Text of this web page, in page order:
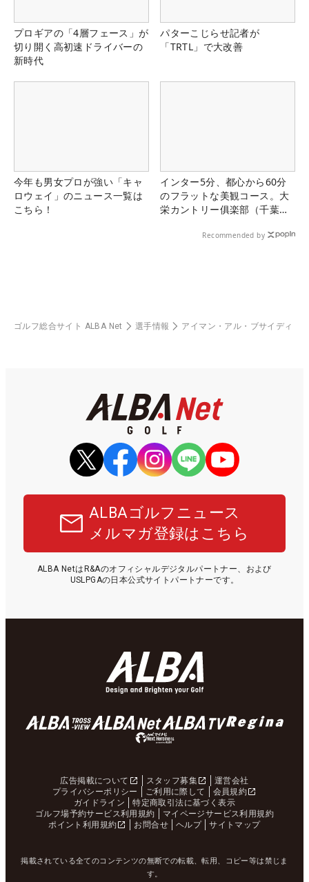
プロギアの「4層フェース」が
切り開く高初速ドライバーの
新時代
パターこじらせ記者が
「TRTL」で大改善
今年も男女プロが強い「キャ
ロウェイ」のニュース一覧は
こちら！
インター5分、都心から60分
のフラットな美観コース。大
栄カントリー俱楽部（千葉
Recommended by
ゴルフ総合サイト ALBA Net 選手情報 アイマン・アル・ブサイディ
ALBAゴルフニュース
メルマガ登録はこちら
ALBA NetはR&Aのオフィシャルデジタルパートナー、および
USLPGAの日本公式サイトパートナーです。
広告掲載について スタッフ募集
運営会社
プライバシーポリシー
ご利用に際して
会員規約
ガイドライン
特定商取引法に基づく表示
ゴルフ場予約サービス利用規約
マイページサービス利用規約
ポイント利用規約
お問合せ ヘルプ サイトマップ
掲載されている全てのコンテンツの無断での転載、転用、コピー等は禁じま
す。